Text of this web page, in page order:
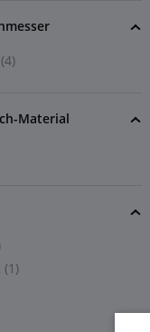
(4)
Material
(1)